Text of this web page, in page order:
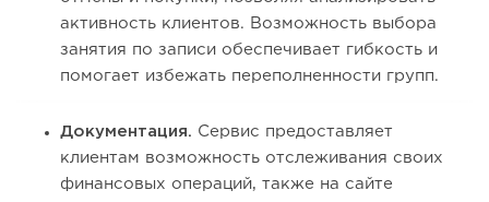
активность клиентов. Возможность выбора
занятия по записи обеспечивает гибкость и
помогает избежать переполненности групп.
Документация. Сервис предоставляет
клиентам возможность отслеживания своих
финансовых операций, также на сайте